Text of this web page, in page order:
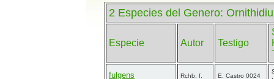
2 Especies del Genero:
Especie Autor Testigo
fulgens Rchb. f. E. Castro 0024